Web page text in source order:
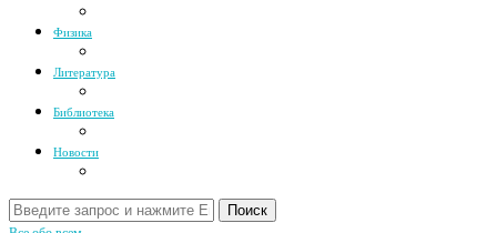
Физика
Литература
Библиотека
Новости
Поиск